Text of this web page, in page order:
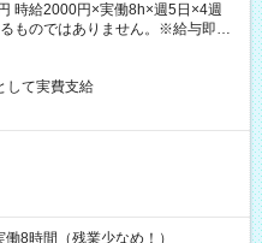
時給2000円×実働8h×週5日×4週
ものではありません。※給与即受
件有）
して実費支給
8時間（残業少なめ！）